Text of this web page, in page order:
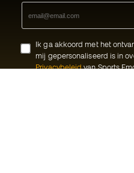
Ik ga akkoord met het
mij gepersonaliseerd is in
Privacybeleidvan Sports